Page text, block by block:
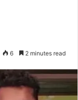
6 2 minutes read